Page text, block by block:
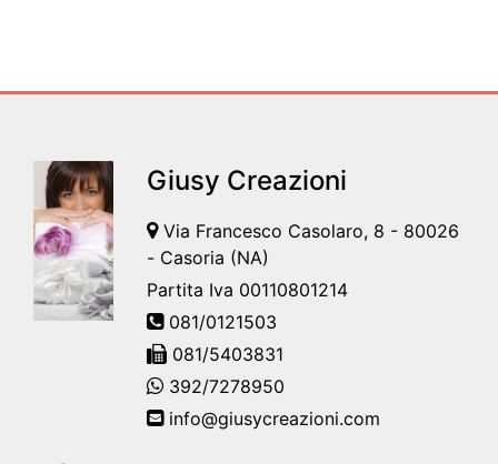
Giusy Creazioni
Via Francesco Casolaro, 8 - 80026
- Casoria (NA)
Partita Iva 00110801214
081/0121503
081/5403831
392/7278950
info@giusycreazioni.com